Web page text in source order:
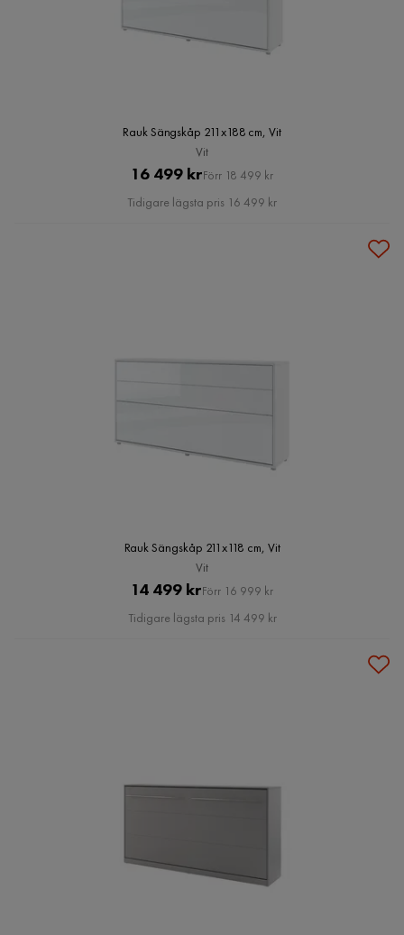
Rauk Sängskåp 211x188 cm, Vit
Vit
Pris
16 499 krOriginal
Pris
Förr 18 499 kr
Tidigare lägsta pris 16 499 kr
Rauk Sängskåp 211x118 cm, Vit
Vit
Pris
14 499 krOriginal
Pris
Förr 16 999 kr
Tidigare lägsta pris 14 499 kr